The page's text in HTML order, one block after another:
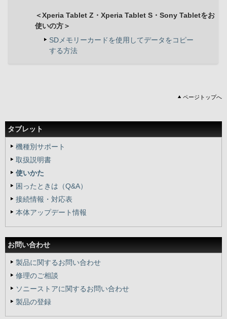
タブレット
機種別サポート
取扱説明書
使いかた
困ったときは（Q&A）
接続情報・対応表
本体アップデート情報
お問い合わせ
製品に関するお問い合わせ
修理のご相談
ソニーストアに関するお問い合わせ
製品の登録
＜Xperia Tablet Z・Xperia Tablet S・Sony Tabletをお
使いの方＞
SDメモリーカードを使用してデータをコピー
する方法
ページトップへ